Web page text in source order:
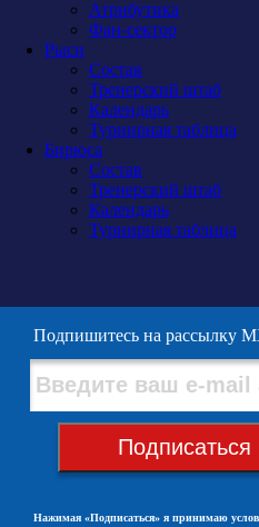
Атрибутика
Фан-сектор
Рыси
Состав
Тренерский штаб
Календарь
Турнирная таблица
Бирюса
Состав
Тренерский штаб
Календарь
Турнирная таблица
Подпишитесь на рассылку
Подписаться
Нажимая «Подписаться» я принимаю